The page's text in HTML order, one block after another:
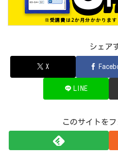
シェア
X
LINE
このサイトを